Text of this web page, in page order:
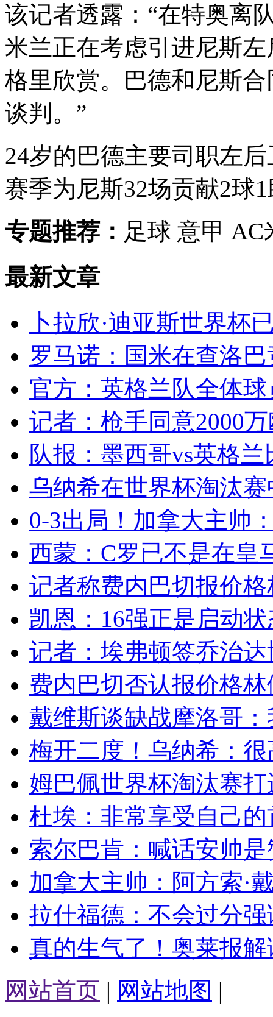
该记者透露：“在特奥离
米兰正在考虑引进尼斯
格里欣赏。巴德和尼斯
谈判。”
24岁的巴德主要司职左
赛季为尼斯32场贡献2球
专题推荐： 足球 意甲
最新文章
卜拉欣·迪亚斯世界杯
罗马诺：国米在查洛
官方：英格兰队全体
记者：枪手同意2000
队报：墨西哥vs英格
乌纳希在世界杯淘汰
0-3出局！加拿大主帅
西蒙：C罗已不是在皇
记者称费内巴切报价
凯恩：16强正是启动
记者：埃弗顿签乔治
费内巴切否认报价格
戴维斯谈缺战摩洛哥
梅开二度！乌纳希：
姆巴佩世界杯淘汰赛
杜埃：非常享受自己
索尔巴肯：喊话安帅
加拿大主帅：阿方索·
拉什福德：不会过分
真的生气了！奥莱报
网站首页 | 网站地图 |